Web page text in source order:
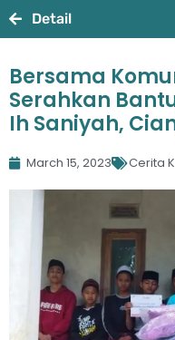
Detail
Bersama
Serahkan
Ih Saniyah,
March 15, 2023 Cerita